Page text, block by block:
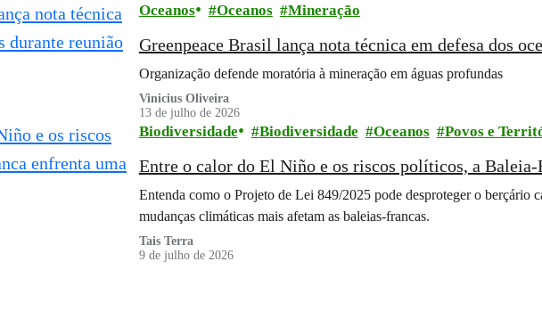
Oceanos Oceanos Mineração
Greenpeace Brasil lança nota técnica em defesa dos
Organização defende moratória à mineração em águas profundas
Vinicius Oliveira
13 de julho de 2026
Biodiversidade Biodiversidade Oceanos Povos e
Entre o calor do El Niño e os riscos políticos, a Baleia-
Entenda como o Projeto de Lei 849/2025 pode desproteger o berçário
mudanças climáticas mais afetam as baleias-francas.
Tais Terra
9 de julho de 2026